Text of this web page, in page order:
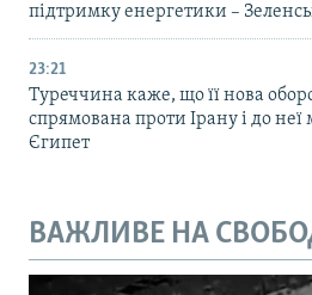
підтримку енергетики –
23:21
Туреччина каже, що її нова
спрямована проти Ірану і до
Єгипет
ВАЖЛИВЕ НА